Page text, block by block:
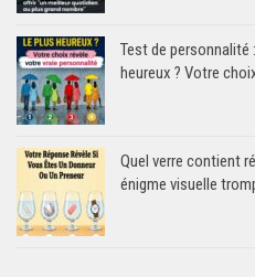
Test de personnalité
heureux ? Votre
Quel verre contient
énigme visuelle